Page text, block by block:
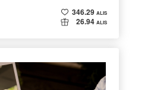
346.29 ALIS
26.94 ALIS